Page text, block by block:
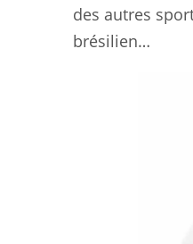
des autres
brésilien…